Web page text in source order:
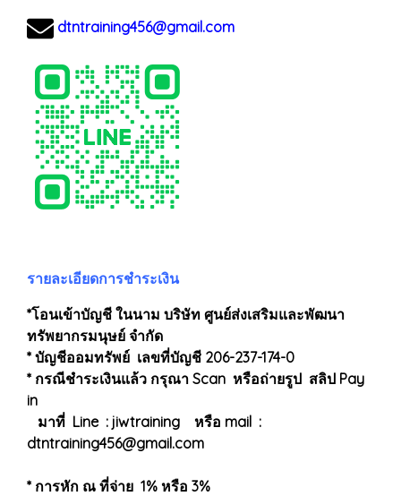
dtntraining456@gmail.com
รายละเอียดการชำระเงิน
*โอนเข้าบัญชี ในนาม บริษัท ศูนย์ส่งเสริมและพัฒนา
ทรัพยากรมนุษย์ จำกัด
* บัญชีออมทรัพย์ เลขที่บัญชี 206-237-174-0
* กรณีชำระเงินแล้ว กรุณา Scan หรือถ่ายรูป สลิป Pay
in
มาที่ Line : jiwtraining หรือ mail :
dtntraining456@gmail.com
* การหัก ณ ที่จ่าย 1% หรือ 3%